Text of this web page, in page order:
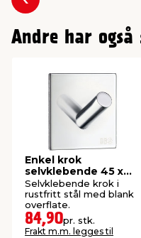
Forrige
Andre har også
Enkel krok
selvklebende 45 x
45 mm - krom
Selvklebende krok i
rustfritt stål med blank
overflate.
84,90pr. stk.
Frakt m.m. legges til